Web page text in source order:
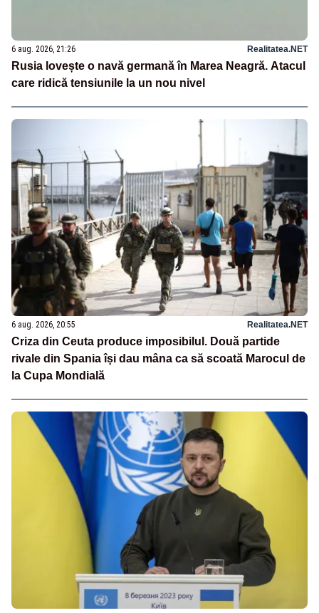
6 aug. 2026, 21:26 Realitatea.NET
Rusia lovește o navă germană în Marea Neagră. Atacul
care ridică tensiunile la un nou nivel
6 aug. 2026, 20:55 Realitatea.NET
Criza din Ceuta produce imposibilul. Două partide
rivale din Spania își dau mâna ca să scoată Marocul de
la Cupa Mondială